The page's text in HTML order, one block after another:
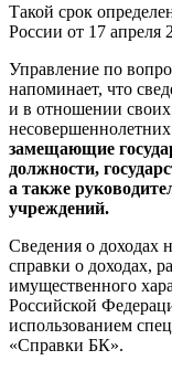
Такой срок
России от 17 апреля
Управление по
напоминает, что
и в отношении
несовершеннолетних
замещающие
должности,
а также
учреждений.
Сведения о доходах
справки о доходах,
имущественного
Российской
использованием
«Справки БК».